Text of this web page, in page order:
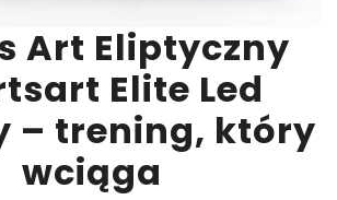
Art Eliptyczny
Elite Led
– trening, który
wciąga